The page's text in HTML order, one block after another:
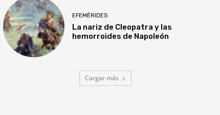
EFEMÉRIDES
La nariz de Cleopatra y las
hemorroides de Napoleón
Cargar más